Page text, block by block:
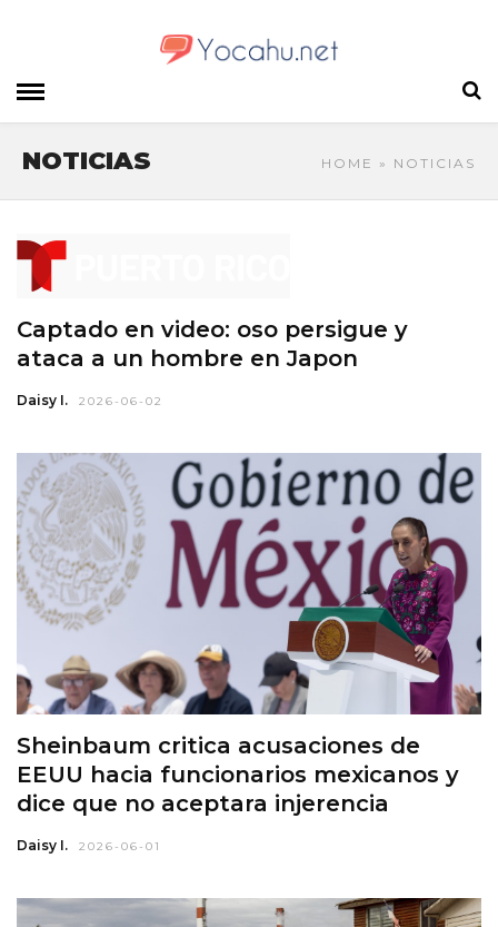
HOME » NOTICIAS
NOTICIAS
Captado en video: oso persigue y
ataca a un hombre en Japon
Daisy I. 2026-06-02
Sheinbaum critica acusaciones de
EEUU hacia funcionarios mexicanos y
dice que no aceptara injerencia
Daisy I. 2026-06-01